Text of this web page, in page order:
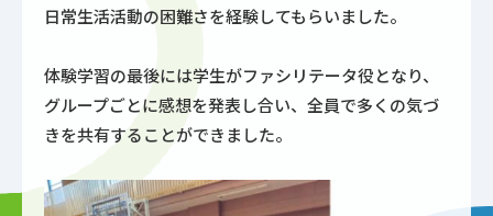
日常生活活動の困難さを経験してもらいました。
体験学習の最後には学生がファシリテータ役となり、
グループごとに感想を発表し合い、全員で多くの気づ
きを共有することができました。